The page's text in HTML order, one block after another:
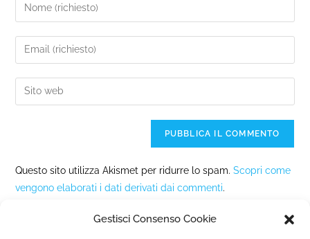
Gestisci Consenso Cookie
Questo sito utilizza Akismet per ridurre lo spam.Scopri come
vengono elaborati i dati derivati dai commenti.